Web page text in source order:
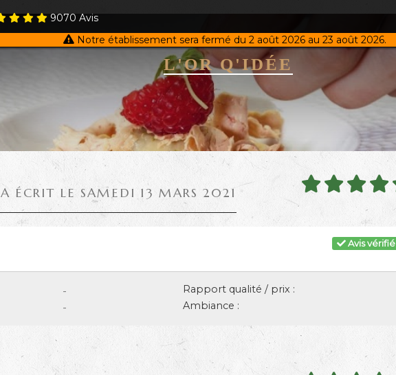
9070Avis
Notre établissement sera fermé du 2 août 2026 au 23 août 2026.
L'OR Q'IDÉE
A ÉCRIT LE SAMEDI 13 MARS 2021
Avis vérifié
- Rapport qualité / prix :
- Ambiance :